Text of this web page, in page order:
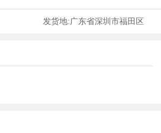
发货地:广东省深圳市福田区